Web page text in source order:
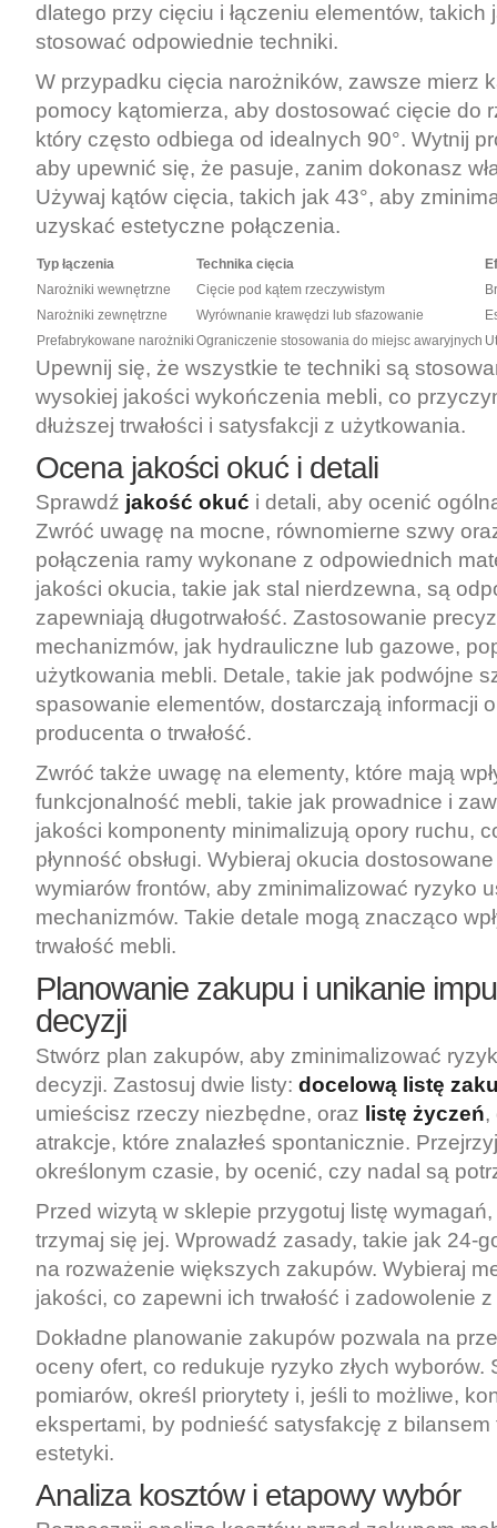
dlatego przy cięciu i łączeniu elementów, takich
stosować odpowiednie techniki.
W przypadku cięcia narożników, zawsze mierz
pomocy kątomierza, aby dostosować cięcie do
który często odbiega od idealnych 90°. Wytnij
aby upewnić się, że pasuje, zanim dokonasz
Używaj kątów cięcia, takich jak 43°, aby
uzyskać estetyczne połączenia.
Typ łączenia Technika cięcia
Narożniki wewnętrzne
Cięcie pod kątem rzeczywistym
Narożniki zewnętrzne
Wyrównanie krawędzi lub sfazowanie
Prefabrykowane narożniki Ograniczenie stosowania do miejsc awaryjnych
Upewnij się, że wszystkie te techniki są
wysokiej jakości wykończenia mebli, co
dłuższej trwałości i satysfakcji z użytkowania.
Ocena jakości okuć i detali
Sprawdź jakość okuć i detali, aby ocenić
Zwróć uwagę na mocne, równomierne szwy
połączenia ramy wykonane z odpowiednich
jakości okucia, takie jak stal nierdzewna, są
zapewniają długotrwałość. Zastosowanie
mechanizmów, jak hydrauliczne lub gazowe,
użytkowania mebli. Detale, takie jak podwójne
spasowanie elementów, dostarczają informacji o
producenta o trwałość.
Zwróć także uwagę na elementy, które mają
funkcjonalność mebli, takie jak prowadnice i
jakości komponenty minimalizują opory ruchu,
płynność obsługi. Wybieraj okucia
wymiarów frontów, aby zminimalizować ryzyko
mechanizmów. Takie detale mogą znacząco
trwałość mebli.
Planowanie zakupu i unikanie
decyzji
Stwórz plan zakupów, aby zminimalizować
decyzji. Zastosuj dwie listy: docelową listę
umieścisz rzeczy niezbędne, oraz listę życzeń,
atrakcje, które znalazłeś spontanicznie.
określonym czasie, by ocenić, czy nadal są
Przed wizytą w sklepie przygotuj listę
trzymaj się jej. Wprowadź zasady, takie jak 24-
na rozważenie większych zakupów. Wybieraj
jakości, co zapewni ich trwałość i zadowolenie
Dokładne planowanie zakupów pozwala na
oceny ofert, co redukuje ryzyko złych wyborów.
pomiarów, określ priorytety i, jeśli to możliwe,
ekspertami, by podnieść satysfakcję z
estetyki.
Analiza kosztów i etapowy wybór